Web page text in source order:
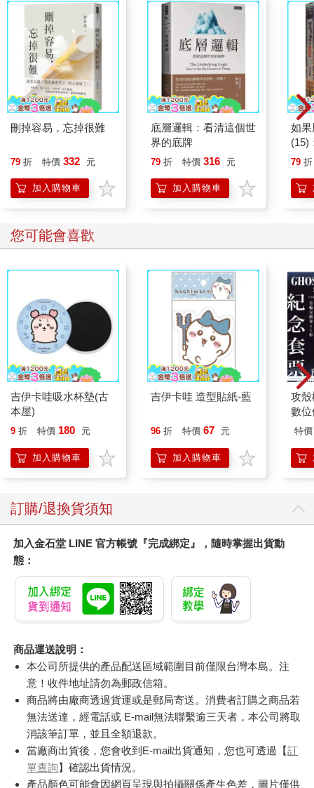
刪掉容易，忘掉很難
79 折 特價 332 元
加入購物車
底層邏輯：看清這個世
界的底牌
79 折 特價 316 元
加入購物車
如
(15)
貓
79 折
您可能會喜歡
吉伊卡哇吸水杯墊(古
本屋)
9 折 特價 180 元
加入購物車
吉伊卡哇 造型貼紙-藍
96 折 特價 67 元
加入購物車
攻殼
數
特價
訂購/退換貨須知
加入金石堂 LINE 官方帳號『完成綁定』，隨時掌握出貨動
態：
商品運送說明：
本公司所提供的產品配送區域範圍目前僅限台灣本島。注
意！收件地址請勿為郵政信箱。
商品將由廠商透過貨運或是郵局寄送。消費者訂購之商品若
無法送達，經電話或 E-mail無法聯繫逾三天者，本公司將取
消該筆訂單，並且全額退款。
當廠商出貨後，您會收到E-mail出貨通知，您也可透過【訂
單查詢】確認出貨情況。
產品顏色可能會因網頁呈現與拍攝關係產生色差，圖片僅供